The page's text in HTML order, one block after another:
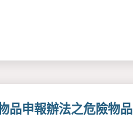
品申報辦法之危險物品